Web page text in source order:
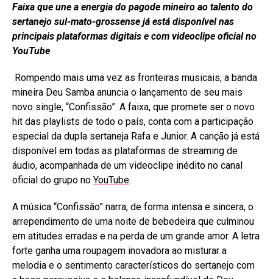
Faixa que une a energia do pagode mineiro ao talento do
sertanejo sul-mato-grossense já está disponível nas
principais plataformas digitais e com videoclipe oficial no
YouTube
Rompendo mais uma vez as fronteiras musicais, a banda
mineira Deu Samba anuncia o lançamento de seu mais
novo single, “Confissão”. A faixa, que promete ser o novo
hit das playlists de todo o país, conta com a participação
especial da dupla sertaneja Rafa e Junior. A canção já está
disponível em todas as plataformas de streaming de
áudio, acompanhada de um videoclipe inédito no canal
oficial do grupo no YouTube.
A música “Confissão” narra, de forma intensa e sincera, o
arrependimento de uma noite de bebedeira que culminou
em atitudes erradas e na perda de um grande amor. A letra
forte ganha uma roupagem inovadora ao misturar a
melodia e o sentimento característicos do sertanejo com